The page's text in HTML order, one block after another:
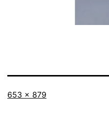
Originalgröße
653 × 879